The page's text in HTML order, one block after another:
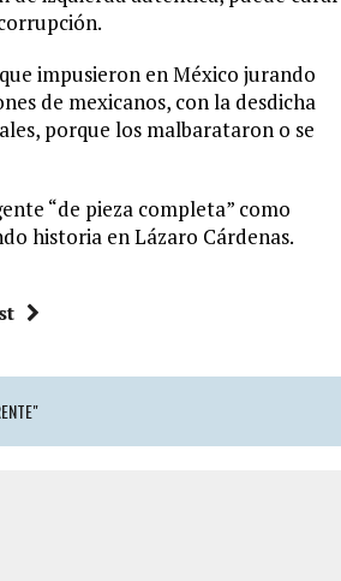
impusieron en México jurando
de mexicanos, con la desdicha
porque los malbarataron o se
“de pieza completa” como
historia en Lázaro Cárdenas.